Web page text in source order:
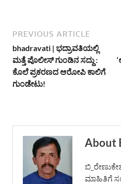
PREVIOUS ARTICLE
bhadravati | ಭದ್ರಾವತಿಯಲ್ಲಿ
ಮತ್ತೆ ಪೊಲೀಸ್ ಗುಂಡಿನ ಸದ್ದು :
ಕೊಲೆ ಪ್ರಕರಣದ ಆರೋಪಿ ಕಾಲಿಗೆ
ಗುಂಡೇಟು!
About
ಮಾಹಿತಿಗೆ